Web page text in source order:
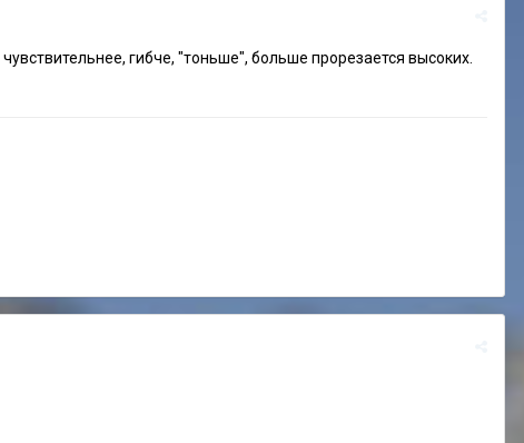
гибче, "тоньше", больше прорезается высоких.